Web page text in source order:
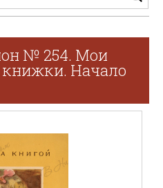
№ 254. Мои
книжки. Начало